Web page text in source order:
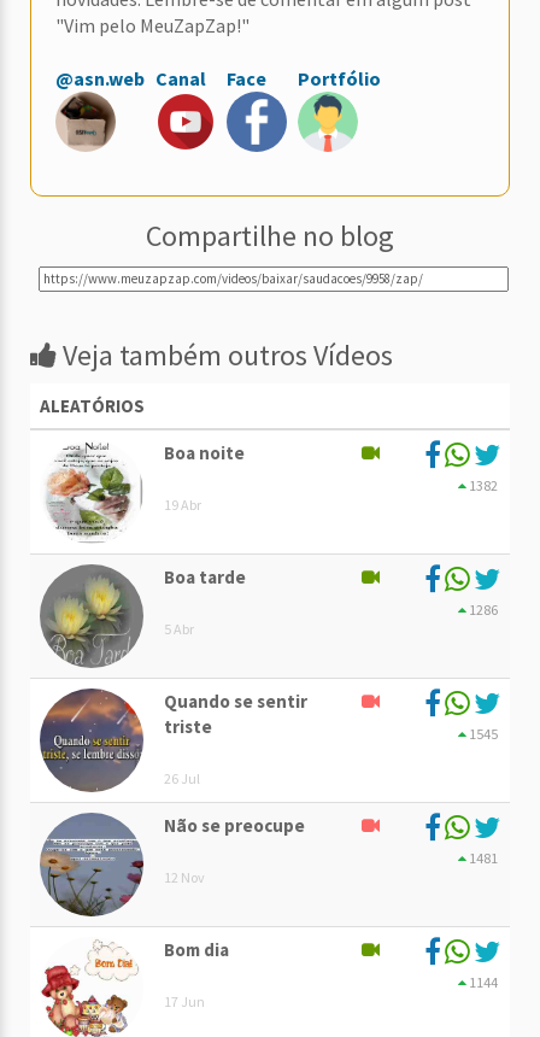
"Vim pelo MeuZapZap!"
@asn.web Canal Face Portfólio
Compartilhe no blog
Veja também outros Vídeos
ALEATÓRIOS
Boa noite
19 Abr
1382
Boa tarde
5 Abr
1286
Quando se sentir
triste
26 Jul
1545
Não se preocupe
12 Nov
1481
Bom dia
17 Jun
1144